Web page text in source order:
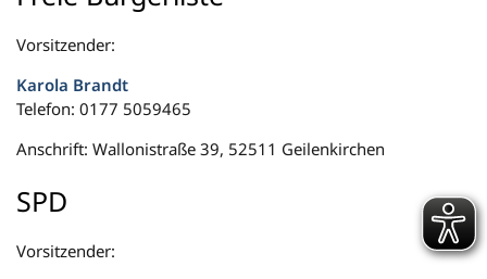
Vorsitzender:
Karola Brandt
Telefon: 0177 5059465
Anschrift: Wallonistraße 39, 52511 Geilenkirchen
SPD
Vorsitzender: